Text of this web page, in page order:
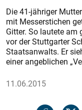
Die 41-jähriger
mit Messerstichen
Gitter. So lautete am
vor der Stuttgarter
Staatsanwalts. Er
einer angeblichen
11.06.2015